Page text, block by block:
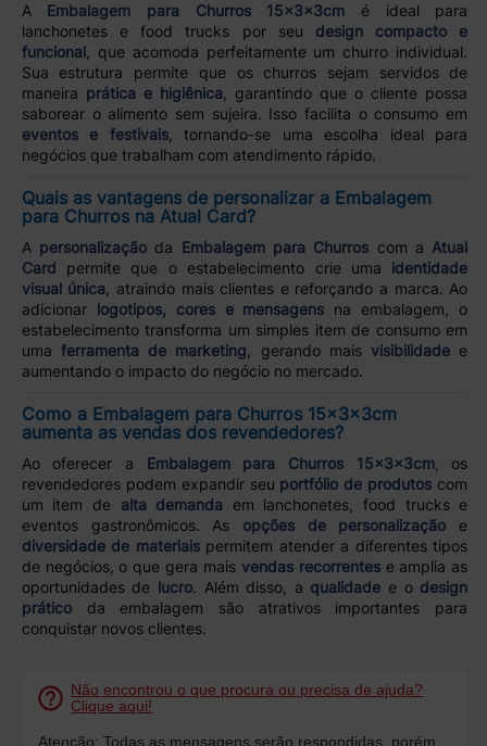
A Embalagem para Churros 15x3x3cm é ideal para
lanchonetes e food trucks por seu design compacto e
funcional, que acomoda perfeitamente um churro individual.
Sua estrutura permite que os churros sejam servidos de
maneira prática e higiênica, garantindo que o cliente possa
saborear o alimento sem sujeira. Isso facilita o consumo em
eventos e festivais, tornando-se uma escolha ideal para
negócios que trabalham com atendimento rápido.
Quais as vantagens de personalizar a Embalagem
para Churros na Atual Card?
A personalização da Embalagem para Churros com a Atual
Card permite que o estabelecimento crie uma identidade
visual única , atraindo mais clientes e reforçando a marca. Ao
adicionar logotipos, cores e mensagens na embalagem, o
estabelecimento transforma um simples item de consumo em
umaferramenta de marketing , gerando mais visibilidade e
aumentando o impacto do negócio no mercado.
Como a Embalagem para Churros 15x3x3cm
aumenta as vendas dos revendedores?
Ao oferecer a Embalagem para Churros 15x3x3cm, os
revendedores podem expandir seu portfólio de produtos com
um item de alta demanda em lanchonetes, food trucks e
eventos gastronômicos. As opções de personalização e
diversidade de materiaispermitem atender a diferentes tipos
de negócios, o que gera mais vendas recorrentese amplia as
oportunidades de lucro. Além disso, a qualidade e o design
práticoda embalagem são atrativos importantes para
conquistar novos clientes.
Não encontrou o que procura ou precisa de ajuda?
Clique aqui!
Atenção: Todas as mensagens serão respondidas, porém